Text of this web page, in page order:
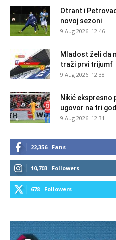
Otrant i
novoj sezoni
9 Aug 2026. 12:46
Mladost želi da
traži prvi trijumf
9 Aug 2026. 12:38
Nikić ekspresno
ugovor na tri
9 Aug 2026. 12:31
22,356 Fans
10,703 Followers
678 Followers